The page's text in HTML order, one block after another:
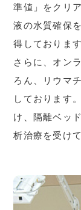
準値」をクリ
液の水質確保
得しております
さらに、オン
ろん、リウマ
しております
け、隔離ベッ
析治療を受け